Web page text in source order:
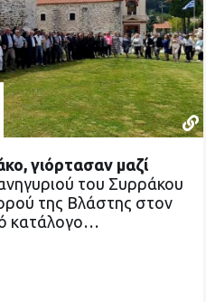
γιόρτασαν μαζί
του Συρράκου
της Βλάστης στον
κατάλογο…